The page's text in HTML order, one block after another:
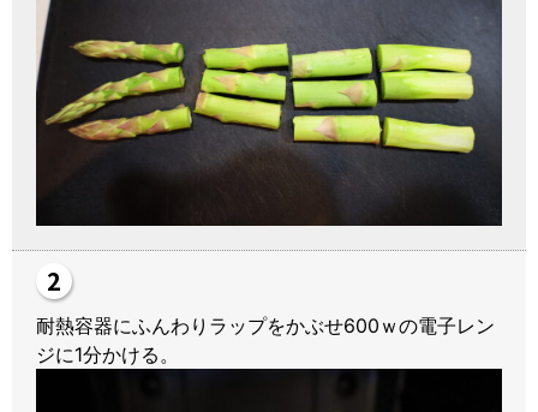
耐熱容器にふんわりラップをかぶせ600ｗの電子レン
ジに1分かける。